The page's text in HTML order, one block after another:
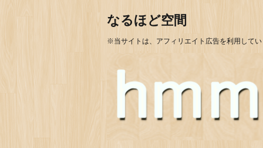
なるほど空間
※当サイトは、アフィリエイト広告を利用して